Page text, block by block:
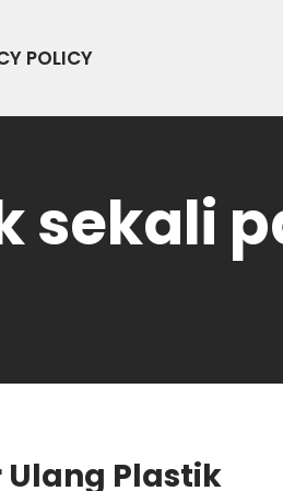
POLICY
sekali
Ulang Plastik